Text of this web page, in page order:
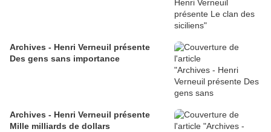
Archives - Henri Verneuil présente
Des gens sans importance
Archives - Henri Verneuil présente
Mille milliards de dollars